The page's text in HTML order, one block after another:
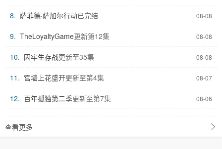
08-08
8. 萨菲德·萨加尔行动已完结
08-08
9. TheLoyaltyGame更新第12集
08-08
10. 囚牢生存战更新至35集
08-07
11. 宫墙上花盛开更新至第4集
08-06
12. 百年孤独第二季更新至第7集
查看更多